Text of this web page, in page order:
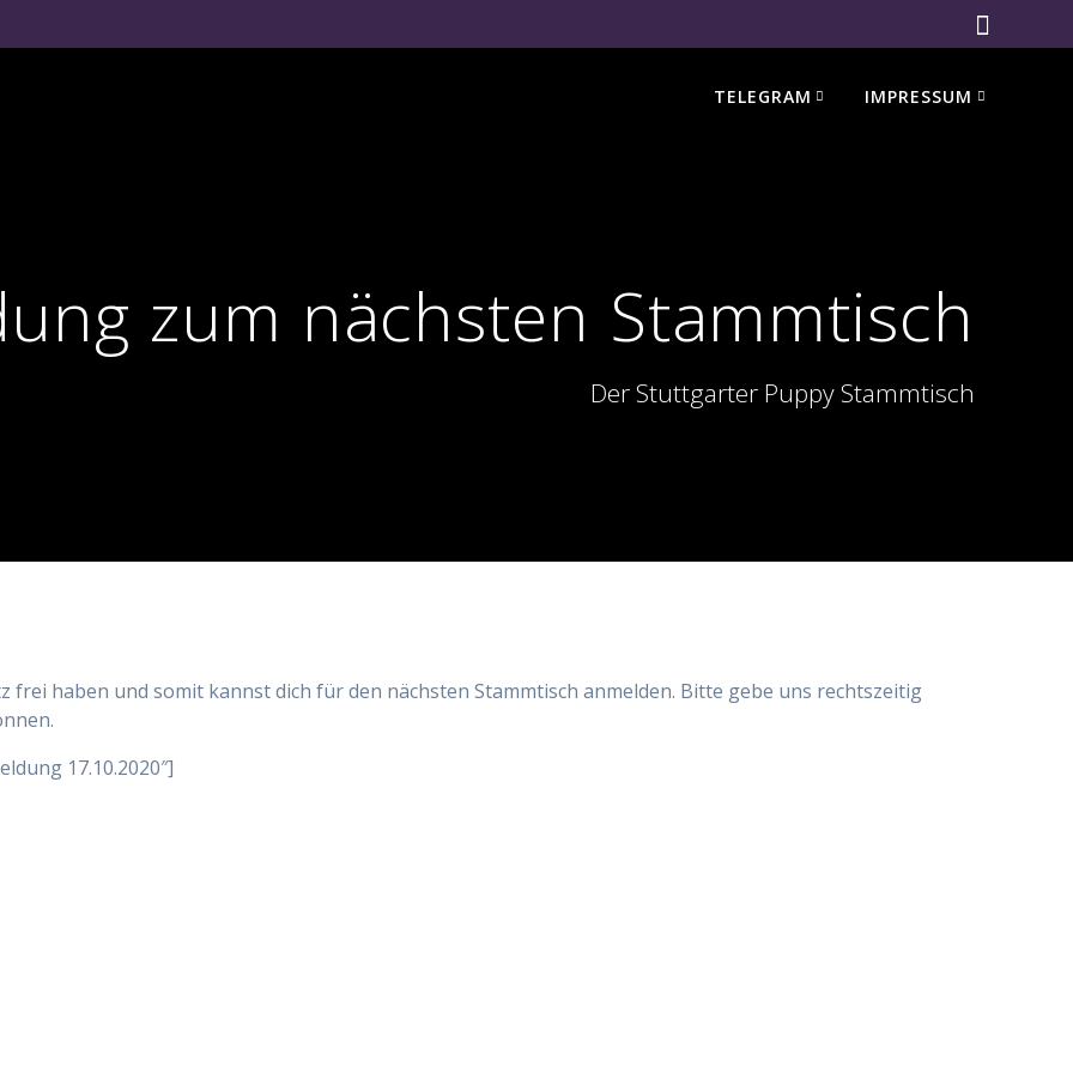
TELEGRAM IMPRESSUM
zum nächsten Stammtisch
Der Stuttgarter Puppy Stammtisch
frei haben und somit kannst dich für den nächsten Stammtisch anmelden. Bitte gebe uns rechtszeitig
17.10.2020″]